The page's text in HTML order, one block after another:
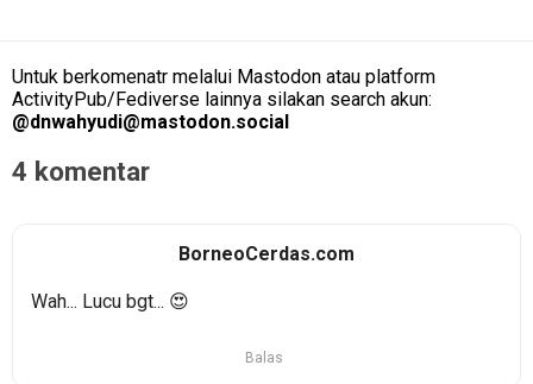
Untuk berkomenatr melalui Mastodon atau platform
ActivityPub/Fediverse lainnya silakan search akun:
@dnwahyudi@mastodon.social
4 komentar
BorneoCerdas.com
Wah... Lucu bgt... 😍
Balas